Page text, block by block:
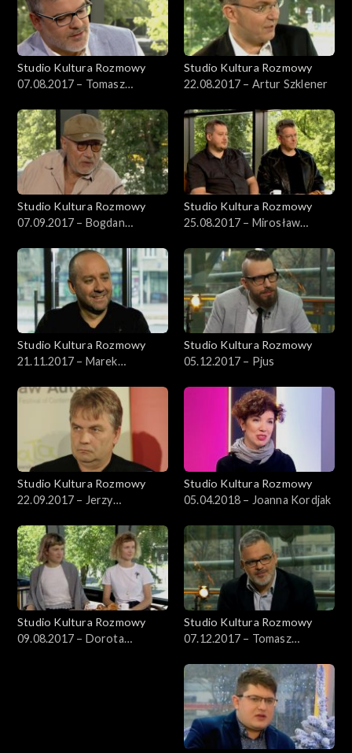
Studio Kultura Rozmowy
07.08.2017 – Tomasz
Studio Kultura Rozmowy
22.08.2017 – Artur Szklener
Studio Kultura Rozmowy
07.09.2017 – Bogdan
Studio Kultura Rozmowy
25.08.2017 – Mirosław
Studio Kultura Rozmowy
21.11.2017 – Marek
Studio Kultura Rozmowy
05.12.2017 – Pjus
Studio Kultura Rozmowy
22.09.2017 – Jerzy
Studio Kultura Rozmowy
05.04.2018 – Joanna Kordjak
Studio Kultura Rozmowy
09.08.2017 – Dorota
Studio Kultura Rozmowy
07.12.2017 – Tomasz
Masłowski